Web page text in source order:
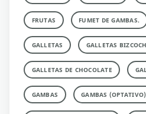
FRUTAS FUMET DE GAMBAS.
GALLETAS GALLETAS
GALLETAS DE CHOCOLATE
GAMBAS GAMBAS (OPTATIVO)